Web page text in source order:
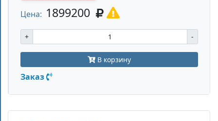
Цена: 1899200
+ -
В корзину
Заказ